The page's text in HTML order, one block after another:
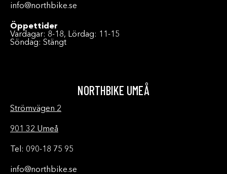
info@northbike.se
Öppettider
Vardagar: 8-18, Lördag: 11-15
Söndag: Stängt
NORTHBIKE UMEÅ
Strömvägen 2
901 32 Umeå
Tel: 090-18 75 95
info@northbike.se